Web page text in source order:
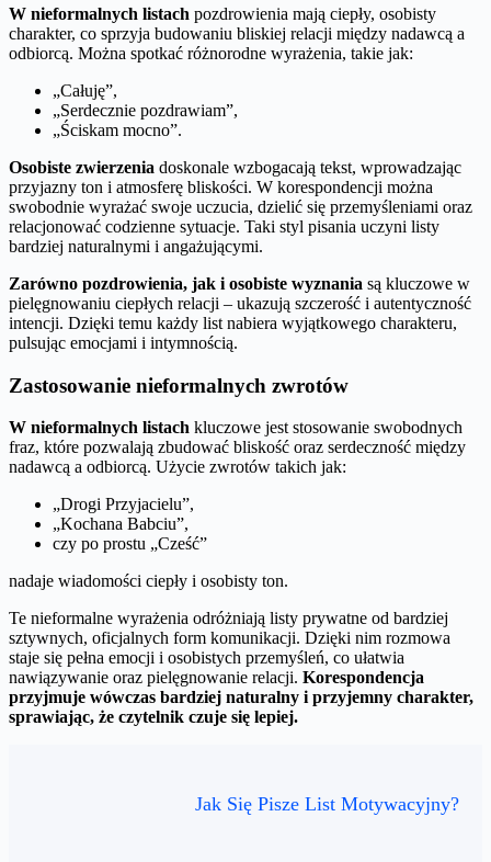
W nieformalnych listach pozdrowienia mają ciepły, osobisty
charakter, co sprzyja budowaniu bliskiej relacji między nadawcą a
odbiorcą. Można spotkać różnorodne wyrażenia, takie jak:
„Całuję”,
„Serdecznie pozdrawiam”,
„Ściskam mocno”.
Osobiste zwierzenia doskonale wzbogacają tekst, wprowadzając
przyjazny ton i atmosferę bliskości. W korespondencji można
swobodnie wyrażać swoje uczucia, dzielić się przemyśleniami oraz
relacjonować codzienne sytuacje. Taki styl pisania uczyni listy
bardziej naturalnymi i angażującymi.
Zarówno pozdrowienia, jak i osobiste wyznania są kluczowe w
pielęgnowaniu ciepłych relacji – ukazują szczerość i autentyczność
intencji. Dzięki temu każdy list nabiera wyjątkowego charakteru,
pulsując emocjami i intymnością.
Zastosowanie nieformalnych zwrotów
W nieformalnych listach kluczowe jest stosowanie swobodnych
fraz, które pozwalają zbudować bliskość oraz serdeczność między
nadawcą a odbiorcą. Użycie zwrotów takich jak:
„Drogi Przyjacielu”,
„Kochana Babciu”,
czy po prostu „Cześć”
nadaje wiadomości ciepły i osobisty ton.
Te nieformalne wyrażenia odróżniają listy prywatne od bardziej
sztywnych, oficjalnych form komunikacji. Dzięki nim rozmowa
staje się pełna emocji i osobistych przemyśleń, co ułatwia
nawiązywanie oraz pielęgnowanie relacji. Korespondencja
przyjmuje wówczas bardziej naturalny i przyjemny charakter,
sprawiając, że czytelnik czuje się lepiej.
Jak Się Pisze List Motywacyjny?